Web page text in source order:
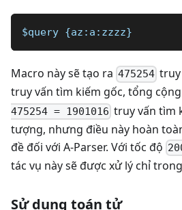
$query {az:a:zzzz}
Macro này sẽ tạo ra 475254 truy
truy vấn tìm kiếm gốc, tổng
475254 = 1901016 truy vấn tìm
tượng, nhưng điều này hoàn
đề đối với A-Parser. Với tốc độ
tác vụ này sẽ được xử lý chỉ
Sử dụng toán tử